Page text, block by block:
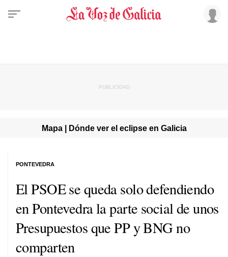
Mapa | Dónde ver el eclipse en Galicia
El PSOE se queda solo defendiendo
en Pontevedra la parte social de unos
Presupuestos que PP y BNG no
comparten
PONTEVEDRA